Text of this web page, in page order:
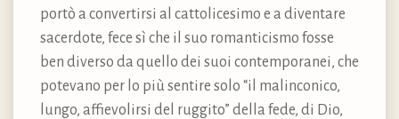
portò a convertirsi al cattolicesimo e a diventare
sacerdote, fece sì che il suo romanticismo fosse
ben diverso da quello dei suoi contemporanei, che
potevano per lo più sentire solo “il malinconico,
lungo, affievolirsi del ruggito” della fede, di Dio,